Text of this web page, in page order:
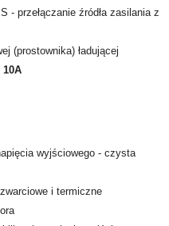
- przełączanie źródła zasilania z
(prostownika) ładującej
10A
wyjściowego - czysta
i termiczne